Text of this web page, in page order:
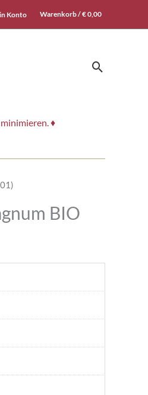
Konto Warenkorb /€0,00
Suchen
♦
BIO